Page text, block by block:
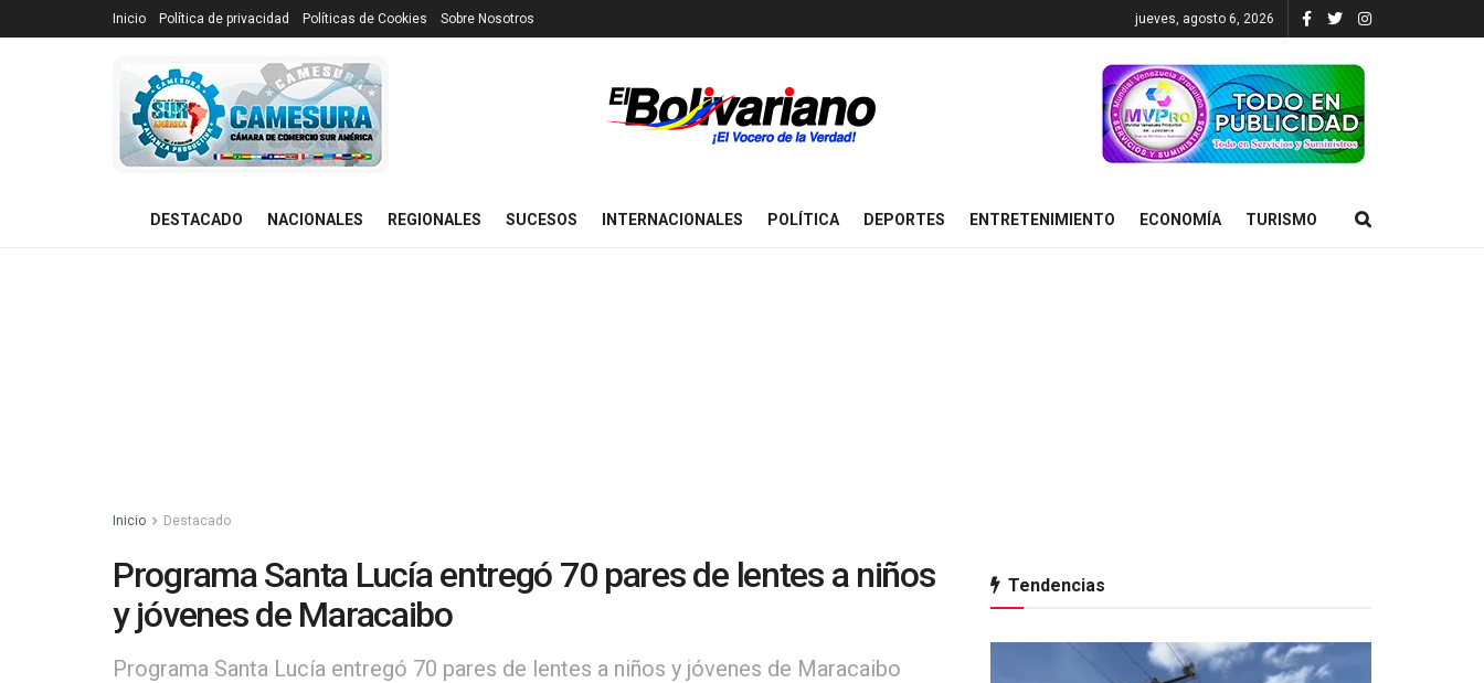
Inicio Política de privacidad Políticas de Cookies Sobre Nosotros jueves, agosto 6, 2026
DESTACADO NACIONALES REGIONALES SUCESOS INTERNACIONALES POLÍTICA DEPORTES ENTRETENIMIENTO ECONOMÍA TURISMO
Inicio Destacado
Programa Santa Lucía entregó 70 pares de lentes a niños
y jóvenes de Maracaibo
Programa Santa Lucía entregó 70 pares de lentes a niños y jóvenes de Maracaibo
Tendencias